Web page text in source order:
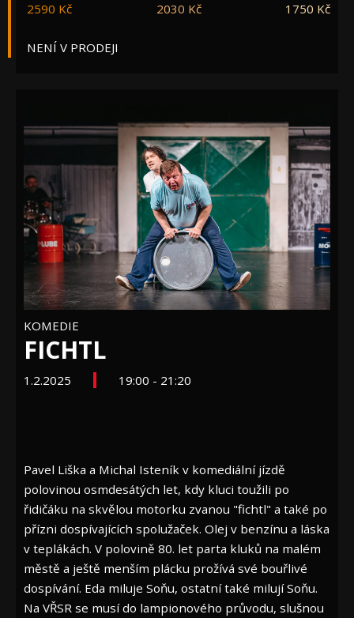
2590 Kč 2030 Kč 1750 Kč
NENÍ V PRODEJI
KOMEDIE
FICHTL
1.2.2025 19:00 - 21:20
Pavel Liška a Michal Isteník v komediální jízdě
polovinou osmdesátých let, kdy kluci toužili po
řidičáku na skvělou motorku zvanou "fichtl" a také po
přízni dospívajících spolužaček. Olej v benzínu a láska
v teplákách. V polovině 80. let parta kluků na malém
městě a ještě menším plácku prožívá své bouřlivé
dospívání. Eda miluje Soňu, ostatní také milují Soňu.
Na VŘSR se musí do lampionového průvodu, slušnou